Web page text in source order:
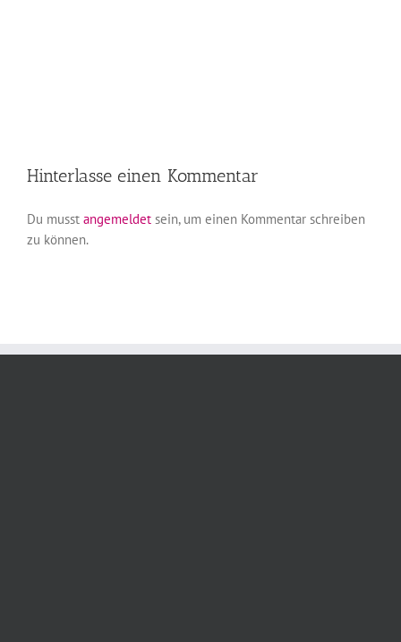
Hinterlasse einen Kommentar
Du musst angemeldet sein, um einen Kommentar schreiben
zu können.